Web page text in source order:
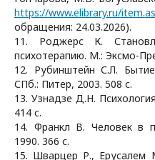
https://www.elibrary.ru/
обращения: 24.03.2026).
11. Роджерс К.
психотерапию. М.: Эксмо-
12. Рубинштейн С.Л.
СПб.: Питер, 2003. 508 с.
13. Узнадзе Д.Н.
414 с.
14. Франкл В. Человек в
1990. 366 с.
15. Шварцер Р., Ерусалем